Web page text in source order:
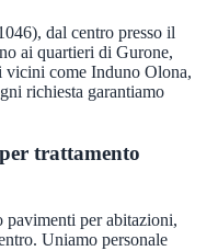
dal centro presso il
ai quartieri di Gurone,
vicini come Induno Olona,
richiesta garantiamo
trattamento
pavimenti per abitazioni,
Uniamo personale